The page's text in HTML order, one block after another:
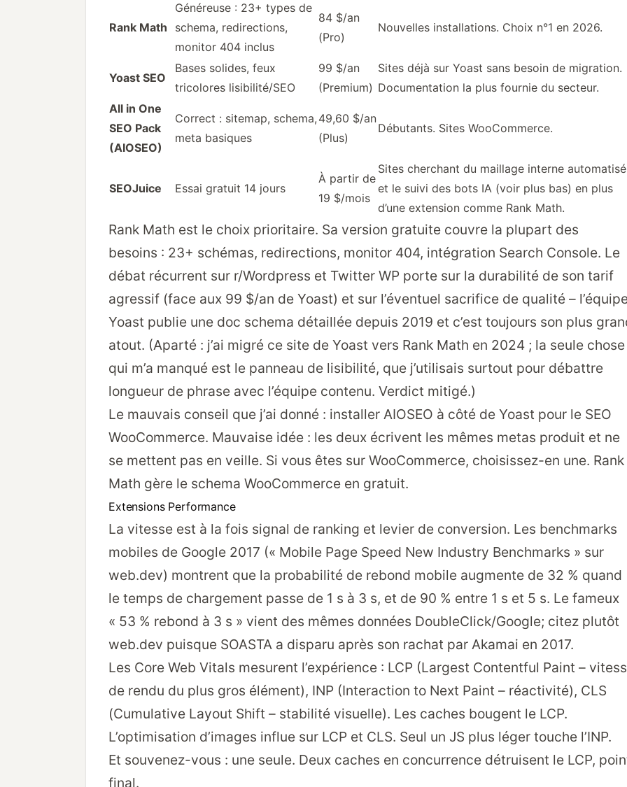
Rank Math
Généreuse : 23+ types de
schema, redirections,
monitor 404 inclus
84 $/an
(Pro)
Nouvelles installations. Choix n°1 en 2026.
Yoast SEO
Bases solides, feux
tricolores lisibilité/SEO
99 $/an
(Premium)
Sites déjà sur Yoast sans besoin de migration.
Documentation la plus fournie du secteur.
All in One
SEO Pack
(AIOSEO)
Correct : sitemap, schema,
meta basiques
49,60 $/an
(Plus)
Débutants. Sites WooCommerce.
SEOJuice Essai gratuit 14 jours
À partir de
19 $/mois
Sites cherchant du maillage interne automatisé
et le suivi des bots IA (voir plus bas) en plus
d’une extension comme Rank Math.
Rank Math est le choix prioritaire. Sa version gratuite couvre la plupart des
besoins : 23+ schémas, redirections, monitor 404, intégration Search Console. Le
débat récurrent sur r/Wordpress et Twitter WP porte sur la durabilité de son tarif
agressif (face aux 99 $/an de Yoast) et sur l’éventuel sacrifice de qualité –
Yoast publie une doc schema détaillée depuis 2019 et c’est toujours son plus
atout. (Aparté : j’ai migré ce site de Yoast vers Rank Math en 2024 ; la seule chose
qui m’a manqué est le panneau de lisibilité, que j’utilisais surtout pour débattre
longueur de phrase avec l’équipe contenu. Verdict mitigé.)
Le mauvais conseil que j’ai donné : installer AIOSEO à côté de Yoast pour le SEO
WooCommerce. Mauvaise idée : les deux écrivent les mêmes metas produit et ne
se mettent pas en veille. Si vous êtes sur WooCommerce, choisissez-en une. Rank
Math gère le schema WooCommerce en gratuit.
Extensions Performance
La vitesse est à la fois signal de ranking et levier de conversion. Les benchmarks
mobiles de Google 2017 (« Mobile Page Speed New Industry Benchmarks » sur
web.dev) montrent que la probabilité de rebond mobile augmente de 32 % quand
le temps de chargement passe de 1 s à 3 s, et de 90 % entre 1 s et 5 s. Le fameux
« 53 % rebond à 3 s » vient des mêmes données DoubleClick/Google; citez plutôt
web.dev puisque SOASTA a disparu après son rachat par Akamai en 2017.
Les Core Web Vitals mesurent l’expérience : LCP (Largest Contentful Paint –
de rendu du plus gros élément), INP (Interaction to Next Paint – réactivité), CLS
(Cumulative Layout Shift – stabilité visuelle). Les caches bougent le LCP.
L’optimisation d’images influe sur LCP et CLS. Seul un JS plus léger touche l’INP.
Et souvenez-vous : une seule. Deux caches en concurrence détruisent le LCP,
final.